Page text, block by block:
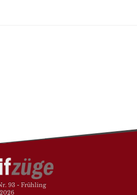
93 - Frühling
2026